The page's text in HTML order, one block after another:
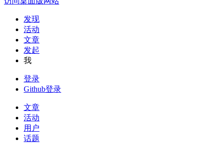
发现
活动
文章
发起
我
登录
Github登录
文章
活动
用户
话题